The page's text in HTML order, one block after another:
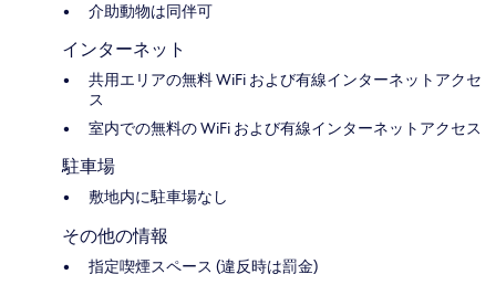
介助動物は同伴可
インターネット
共用エリアの無料 WiFi および有線インターネットアクセ
ス
室内での無料の WiFi および有線インターネットアクセス
駐車場
敷地内に駐車場なし
その他の情報
指定喫煙スペース (違反時は罰金)